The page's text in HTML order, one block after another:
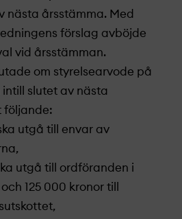
nästa årsstämma. Med
förslag avböjde
vid årsstämman.
om styrelsearvode på
slutet av nästa
följande:
utgå till envar av
utgå till ordföranden i
125 000 kronor till